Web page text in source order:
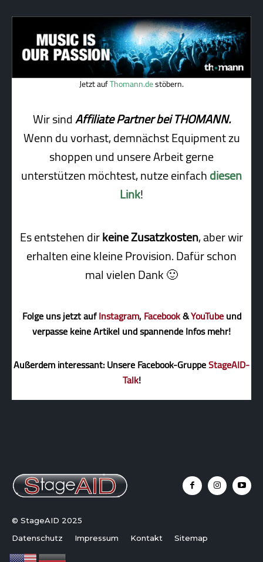
Jetzt aufThomann.destöbern.
Wir sindAffiliate Partner bei THOMANN.
Wenn du vorhast, demnächst Equipment zu
shoppen und unsere Arbeit gerne
unterstützen möchtest, nutze einfachdiesen
Link!
Es entstehen dirkeine Zusatzkosten, aber wir
erhalten eine kleine Pro­vi­sion. Dafür schon
mal vielen Dank 🙂
Folge uns jetzt aufInstagram,Facebook&YouTubeund
verpasse keine Artikel und spannende Infos mehr!
Außerdem interessant: Unsere Facebook-GruppeStageAID-
Talk!
© StageAID 2025
Datenschutz
Impressum Kontakt Sitemap